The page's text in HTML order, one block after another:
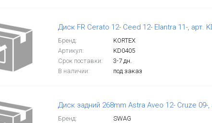
Диск FR Cerato 12- Ceed 12- Elantra 11-, арт.
Бренд:
KORTEX
Артикул:
KD0405
Срок поставки:
3-7 дн.
В наличии:
под заказ
Диск задний 268mm Astra Aveo 12- Cruze 09-,
Бренд:
SWAG